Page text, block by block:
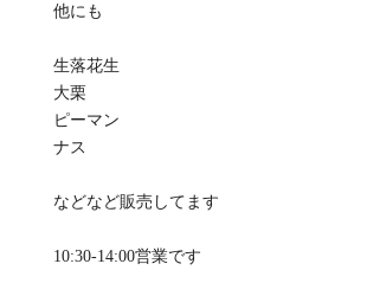
他にも
生落花生
大栗
ピーマン
ナス
などなど販売してます
10:30-14:00営業です